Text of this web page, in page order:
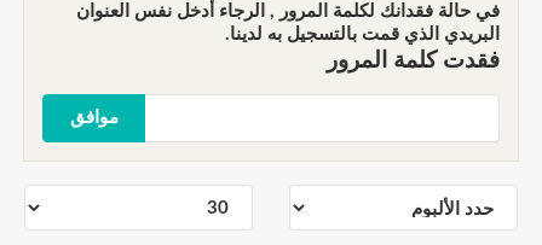
في حالة فقدانك لكلمة المرور , الرجاء أدخل نفس العنوان
البريدي الذي قمت بالتسجيل به لدينا.
فقدت كلمة المرور
موافق